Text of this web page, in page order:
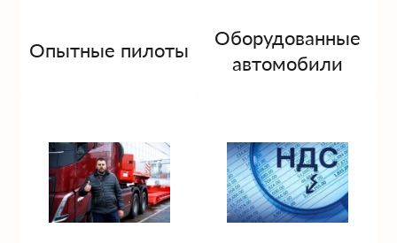
Опытные пилоты
Оборудованные
автомобили